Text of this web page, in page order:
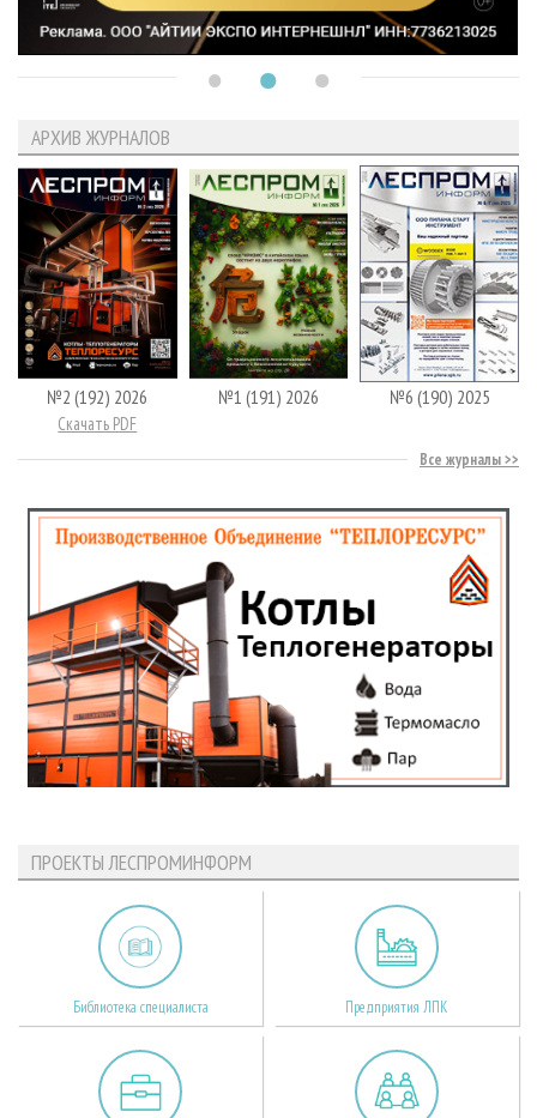
АРХИВ ЖУРНАЛОВ
№2 (192) 2026
Скачать PDF
№1 (191) 2026 №6 (190) 2025
Все журналы
ПРОЕКТЫ ЛЕСПРОМИНФОРМ
Библиотека специалиста Предприятия ЛПК